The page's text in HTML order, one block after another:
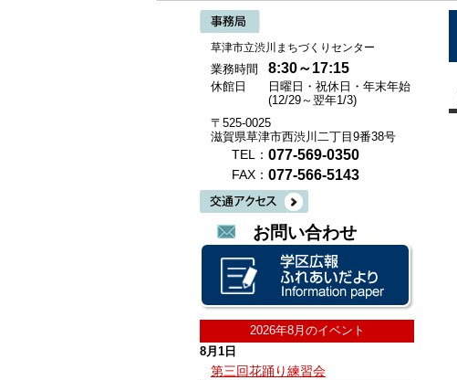
草津市立渋川まちづくりセンター
業務時間 8:30～17:15
休館日
日曜日・祝休日・年末年始
(12/29～翌年1/3)
〒525-0025
滋賀県草津市西渋川二丁目9番38号
TEL： 077-569-0350
FAX： 077-566-5143
お問い合わせ
2026年8月のイベント
8月1日
第三回花踊り練習会